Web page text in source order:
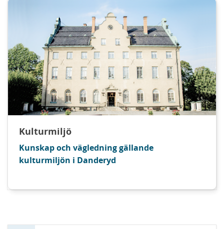
Kulturmiljö
Kunskap och vägledning gällande
kulturmiljön i Danderyd